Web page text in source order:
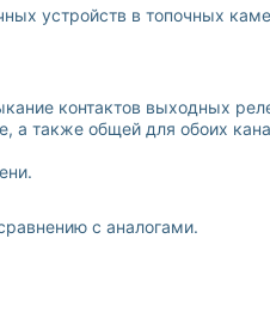
устройств в топочных
контактов выходных
а также общей для обоих
с аналогами.